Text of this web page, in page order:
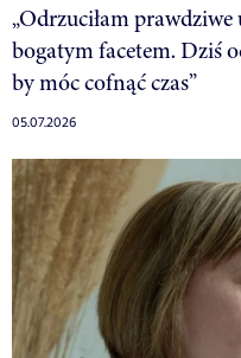
„Odrzuciłam
bogatym facetem. Dziś
by móc cofnąć czas”
05.07.2026